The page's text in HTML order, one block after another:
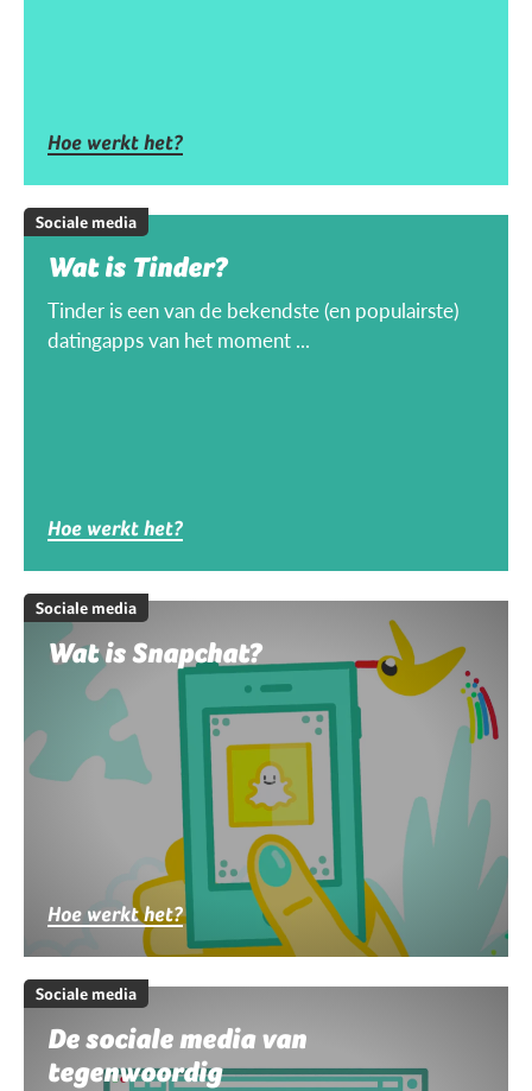
Hoe werkt het?
Sociale media
Wat is Tinder?
Tinder is een van de bekendste (en populairste)
datingapps van het moment ...
Hoe werkt het?
Sociale media
Wat is Snapchat?
Hoe werkt het?
Sociale media
De sociale media van
tegenwoordig